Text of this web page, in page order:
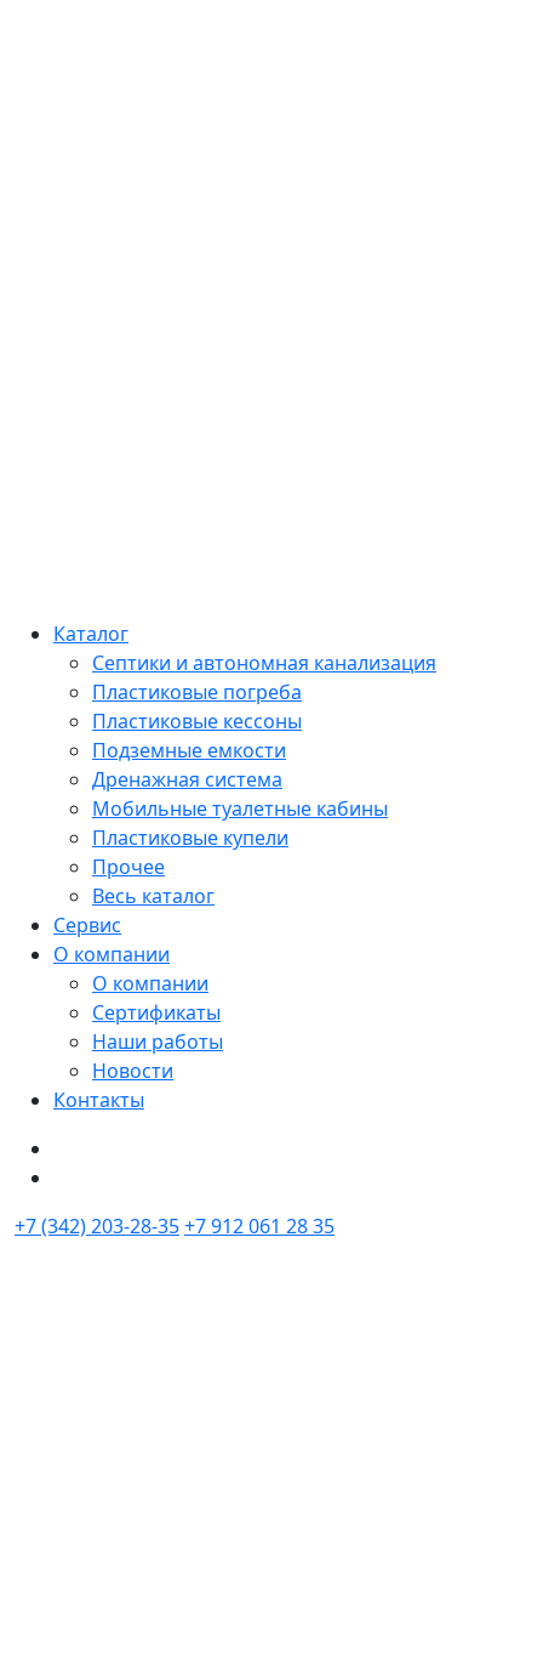
Каталог
Септики и автономная канализация
Пластиковые погреба
Пластиковые кессоны
Подземные емкости
Дренажная система
Мобильные туалетные кабины
Пластиковые купели
Прочее
Весь каталог
Сервис
О компании
О компании
Сертификаты
Наши работы
Новости
Контакты
+7 (342) 203-28-35+7 912 061 28 35